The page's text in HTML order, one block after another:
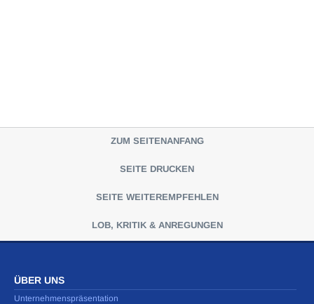
ZUM SEITENANFANG
SEITE DRUCKEN
SEITE WEITEREMPFEHLEN
LOB, KRITIK & ANREGUNGEN
ÜBER UNS
Unternehmenspräsentation